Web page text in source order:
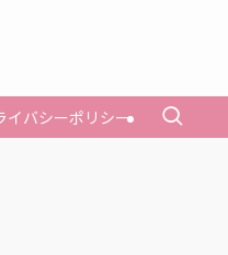
イバシーポリシー